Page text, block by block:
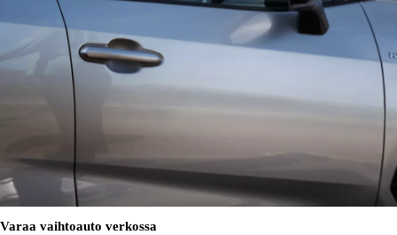
Varaa vaihtoauto verkossa